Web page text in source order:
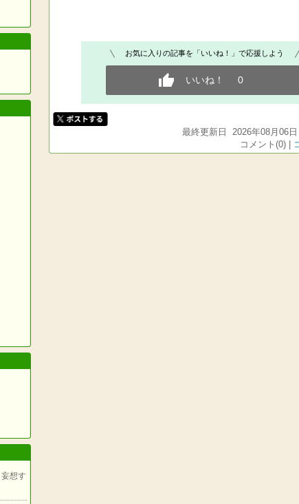
妄想す
お気に入りの記事を「いいね！」で応援しよう
いいね！ 0
最終更新日 2026年08月06
コメント(0) |